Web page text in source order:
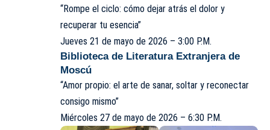
“Rompe el ciclo: cómo dejar atrás el dolor y
recuperar tu esencia”
Jueves 21 de mayo de 2026 – 3:00 P.M.
Biblioteca de Literatura Extranjera de
Moscú
“Amor propio: el arte de sanar, soltar y reconectar
consigo mismo”
Miércoles 27 de mayo de 2026 – 6:30 P.M.